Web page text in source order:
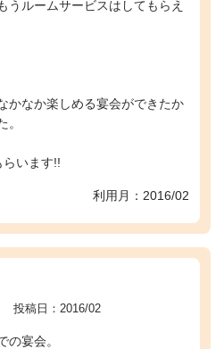
うルームサービスはしてもらえ
かなか楽しめる宴会ができたか
。
らいます!!
利用月：2016/02
投稿日：2016/02
の宴会。